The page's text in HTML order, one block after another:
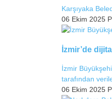
Karşıyaka
06 Ekim 2025
İzmir’de
İzmir
tarafından
06 Ekim 2025